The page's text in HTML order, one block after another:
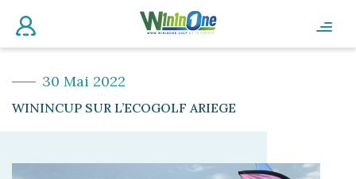
30 Mai 2022
WININCUP SUR L’ECOGOLF ARIEGE